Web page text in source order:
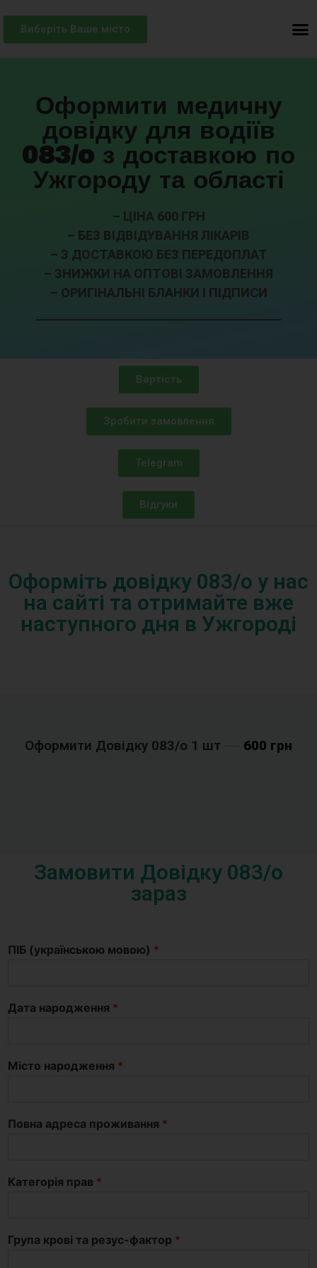
Виберіть Ваше місто
Оформити медичну
довідку для водіїв
083/o з доставкою по
Ужгороду та області
– ЦІНА 600 ГРН
– БЕЗ ВІДВІДУВАННЯ ЛІКАРІВ
– З ДОСТАВКОЮ БЕЗ ПЕРЕДОПЛАТ
– ЗНИЖКИ НА ОПТОВІ ЗАМОВЛЕННЯ
– ОРИГІНАЛЬНІ БЛАНКИ І ПІДПИСИ
Вартість
Зробити замовлення
Telegram
Відгуки
Оформіть довідку 083/o у нас
на сайті та отримайте вже
наступного дня в Ужгороді
Оформити Довідку 083/o 1 шт 600 грн
Замовити Довідку 083/o
зараз
ПІБ (українською мовою) *
Дата народження *
Місто народження *
Повна адреса проживання *
Категорія прав *
Група крові та резус-фактор *